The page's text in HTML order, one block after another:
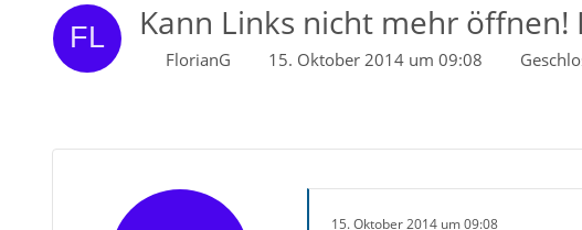
Kann Links nicht mehr
FlorianG 15. Oktober 2014 um 09:08
15. Oktober 2014 um 09:08